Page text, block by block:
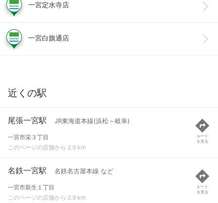
一宮定水寺店
一宮白旗通店
近くの駅
尾張一宮駅 JR東海道本線(浜松～岐阜)
一宮市栄３丁目
このページの店舗から 2.9 km
ルート
を見る
名鉄一宮駅 名鉄名古屋本線 など
一宮市新生１丁目
このページの店舗から 2.9 km
ルート
を見る